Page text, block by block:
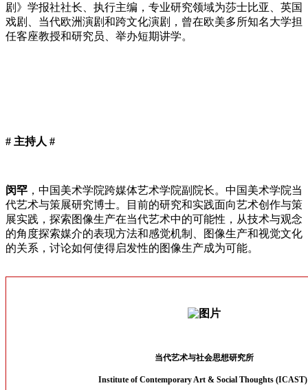
剧》学报社社长、执行主编，专业研究领域为莎士比亚、英国
戏剧、当代欧洲演剧和跨文化演剧，曾在欧美多所知名大学担
任客座教授和研究员、举办短期讲学。
# 主持人 #
闵罕 ，中国美术学院跨媒体艺术学院副院长。中国美术学院当
代艺术与策展研究博士。目前的研究和实践面向艺术创作与策
展实践，探索图像生产在当代艺术中的可能性，从技术与观念
的角度探索媒介的表现方法和感觉机制、图像生产和视觉文化
的关系，讨论如何使得启发性的图像生产成为可能。
当代艺术与社会思想研究所
Institute of Contemporary Art & Social Thoughts